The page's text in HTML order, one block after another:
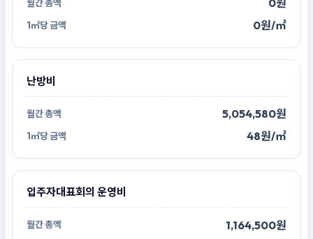
0원
0원/㎡
난방비
5,054,580원
48원/㎡
입주자대표회의 운영비
1,164,500원